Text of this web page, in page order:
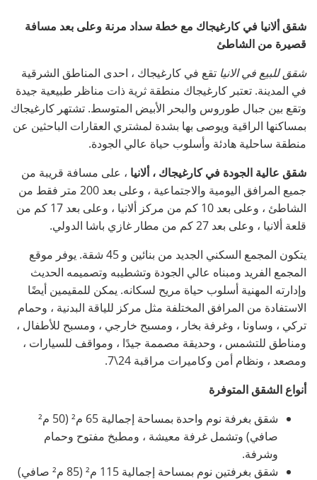
شقق ألانيا في كارغيجاك مع خطة سداد مرنة وعلى بعد مسافة
قصيرة من الشاطئ
شقق للبيع في الانيا تقع في كارغيجاك ، احدى المناطق الشرقية
في المدينة. تعتبر كارغيجاك منطقة ثرية ذات مناظر طبيعية جيدة
وتقع بين جبال طوروس والبحر الأبيض المتوسط. تشتهر كارغيجاك
بمساكنها الراقية ويوصى بها بشدة لمشتري العقارات الباحثين عن
منطقة ساحلية هادئة وأسلوب حياة عالي الجودة.
شقق عالية الجودة في كارغيجاك ، ألانيا ، على مسافة قريبة من
جميع المرافق اليومية والاجتماعية ، وعلى بعد 200 متر فقط من
الشاطئ ، وعلى بعد 10 كم من مركز ألانيا ، وعلى بعد 17 كم من
قلعة ألانيا ، وعلى بعد 27 كم من مطار غازي باشا الدولي.
يتكون المجمع السكني الجديد من بنائين و 45 شقة. يوفر موقع
المجمع الفريد ومبناه عالي الجودة وتشطيبه وتصميمه الحديث
وإدارته المهنية أسلوب حياة مريح لسكانه. يمكن للمقيمين أيضًا
الاستفادة من المرافق المختلفة مثل مركز للياقة البدنية ، وحمام
تركي ، وساونا ، وغرفة بخار ، ومسبح خارجي ، ومسبح للأطفال ،
ومناطق للتشمس ، وحديقة مصممة جيدًا ، ومواقف للسيارات ،
ومصعد ، ونظام أمن وكاميرات مراقبة 24\7.
أنواع الشقق المتوفرة
شقق بغرفة نوم واحدة بمساحة إجمالية 65 م² (50 م²
صافي) وتشمل غرفة معيشة ، ومطبخ مفتوح وحمام
وشرفة.
شقق بغرفتين نوم بمساحة إجمالية 115 م² (85 م² صافي)